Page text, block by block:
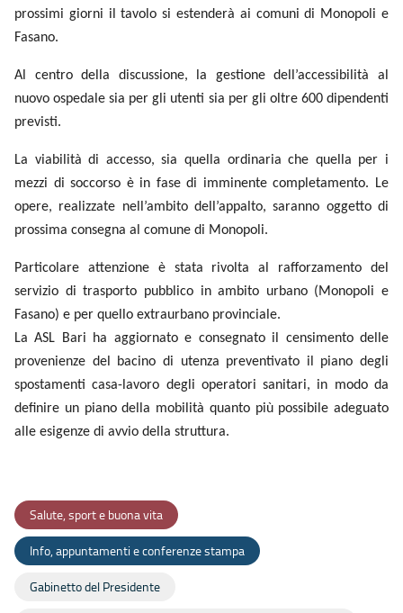
prossimi giorni il tavolo si estenderà ai comuni di Monopoli e
Fasano.
Al centro della discussione, la gestione dell’accessibilità al
nuovo ospedale sia per gli utenti sia per gli oltre 600 dipendenti
previsti.
La viabilità di accesso, sia quella ordinaria che quella per i
mezzi di soccorso è in fase di imminente completamento. Le
opere, realizzate nell’ambito dell’appalto, saranno oggetto di
prossima consegna al comune di Monopoli.
Particolare attenzione è stata rivolta al rafforzamento del
servizio di trasporto pubblico in ambito urbano (Monopoli e
Fasano) e per quello extraurbano provinciale.
La ASL Bari ha aggiornato e consegnato il censimento delle
provenienze del bacino di utenza preventivato il piano degli
spostamenti casa-lavoro degli operatori sanitari, in modo da
definire un piano della mobilità quanto più possibile adeguato
alle esigenze di avvio della struttura.
Salute, sport e buona vita
Info, appuntamenti e conferenze stampa
Gabinetto del Presidente